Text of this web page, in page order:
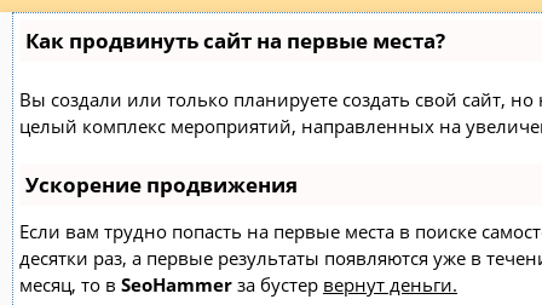
Как продвинуть сайт на первые места?
Вы создали или только планируете создать свой сайт,
целый комплекс мероприятий, направленных на
Ускорение продвижения
Если вам трудно попасть на первые места в поиске
десятки раз, а первые результаты появляются уже в
месяц, то в SeoHammer за бустер вернут деньги.